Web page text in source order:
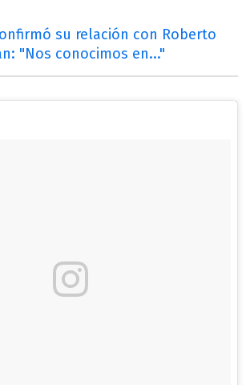
su relación con Roberto
"Nos conocimos en..."